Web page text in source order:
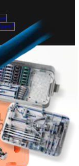
Columna vertebral